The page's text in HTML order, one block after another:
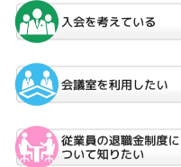
2026.07.21
【事業・イベント】第73回北
2026.07.18
第73回北見ぼんちまつり屯田
【講習会・セミナー】「知財